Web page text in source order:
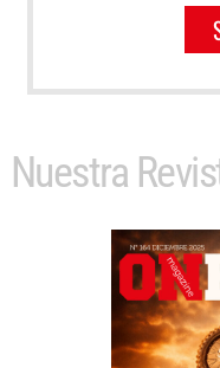
Nuestra